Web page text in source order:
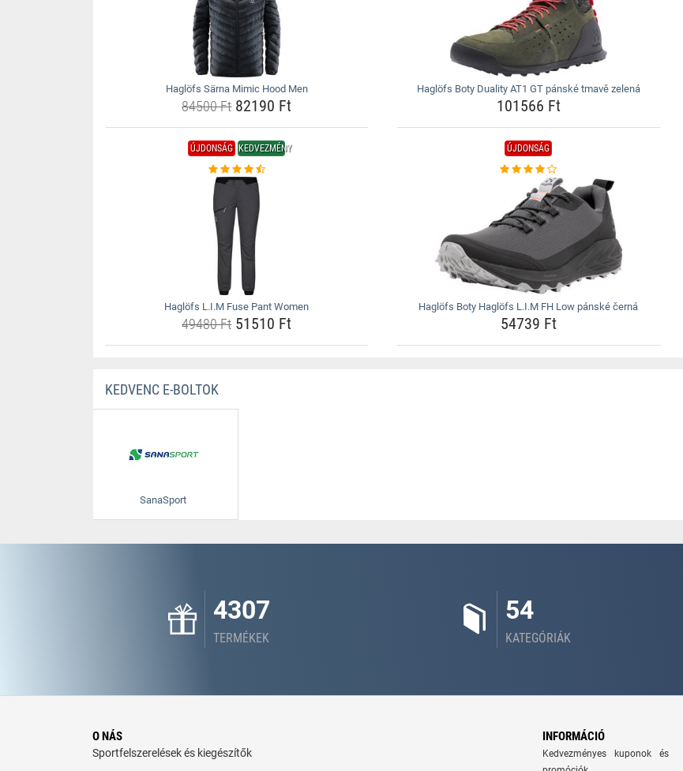
Haglöfs Särna Mimic Hood Men
84500 Ft82190 Ft
Haglöfs Boty Duality AT1 GT pánské tmavě zelená
101566 Ft
ÚJDONSÁG KEDVEZMÉNY
Haglöfs L.I.M Fuse Pant Women
49480 Ft51510 Ft
ÚJDONSÁG
Haglöfs Boty Haglöfs L.I.M FH Low pánské černá
54739 Ft
KEDVENC E-BOLTOK
SanaSport
4307
TERMÉKEK
54
KATEGÓRIÁK
O NÁS
Sportfelszerelések és kiegészítők
INFORMÁCIÓ
Kedvezményes kuponok és